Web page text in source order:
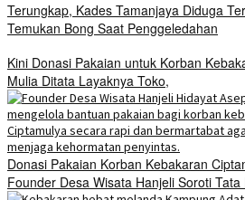
Terungkap, Kades Tamanjaya Diduga
Temukan Bong Saat Penggeledahan
Kini Donasi Pakaian untuk Korban
Mulia Ditata Layaknya Toko,
Donasi Pakaian Korban Kebakaran
Founder Desa Wisata Hanjeli Soroti Tata